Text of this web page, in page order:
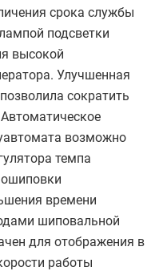
срока службы
подсветки
высокой
Улучшенная
сократить
возможно
темпа
времени
шиповальной
для отображения в
работы